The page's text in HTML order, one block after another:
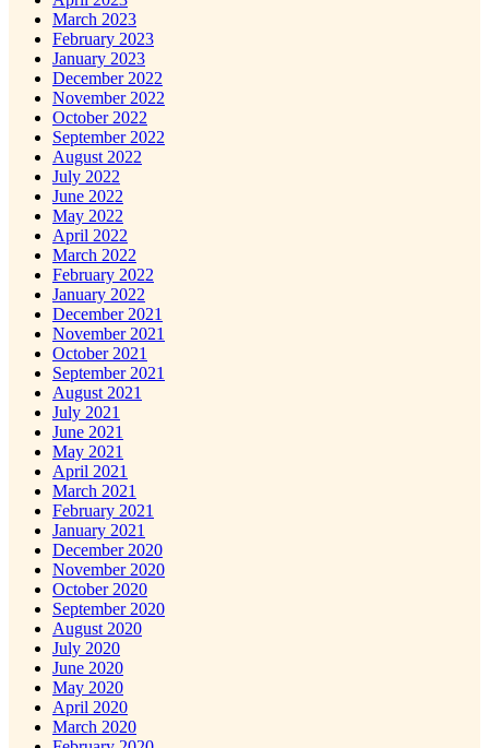
March 2023
February 2023
January 2023
December 2022
November 2022
October 2022
September 2022
August 2022
July 2022
June 2022
May 2022
April 2022
March 2022
February 2022
January 2022
December 2021
November 2021
October 2021
September 2021
August 2021
July 2021
June 2021
May 2021
April 2021
March 2021
February 2021
January 2021
December 2020
November 2020
October 2020
September 2020
August 2020
July 2020
June 2020
May 2020
April 2020
March 2020